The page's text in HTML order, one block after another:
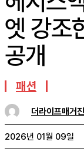
엣 강조
공개
패션
더라이프매거진
2026년 01월 09일